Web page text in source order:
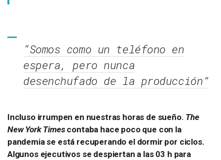
“Somos como un teléfono en
espera, pero nunca
desenchufado de la producción”
Incluso irrumpen en nuestras horas de sueño. The
New York Timescontaba hace poco que con la
pandemia se está recuperando el dormir por ciclos.
Algunos ejecutivos se despiertan a las 03 h para